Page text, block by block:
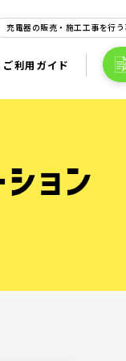
充電器の販売・施工工事を行
ご利用ガイド